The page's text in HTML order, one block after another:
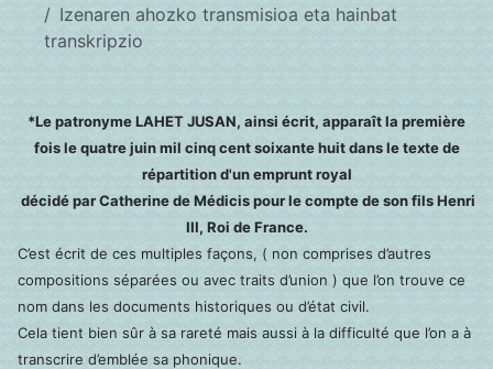
Izenaren ahozko transmisioa eta hainbat
transkripzio
*Le patronyme LAHET JUSAN, ainsi écrit, apparaît la première
fois le quatre juin mil cinq cent soixante huit dans le texte de
répartition d'un emprunt royal
décidé par Catherine de Médicis pour le compte de son fils Henri
III, Roi de France.
C’est écrit de ces multiples façons, ( non comprises d’autres
compositions séparées ou avec traits d’union ) que l’on trouve ce
nom dans les documents historiques ou d’état civil.
Cela tient bien sûr à sa rareté mais aussi à la difficulté que l’on a à
transcrire d’emblée sa phonique.